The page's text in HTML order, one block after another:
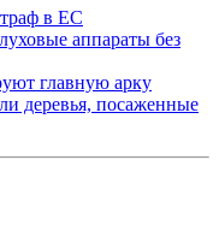
в ЕС
аппараты без
главную арку
деревья, посаженные